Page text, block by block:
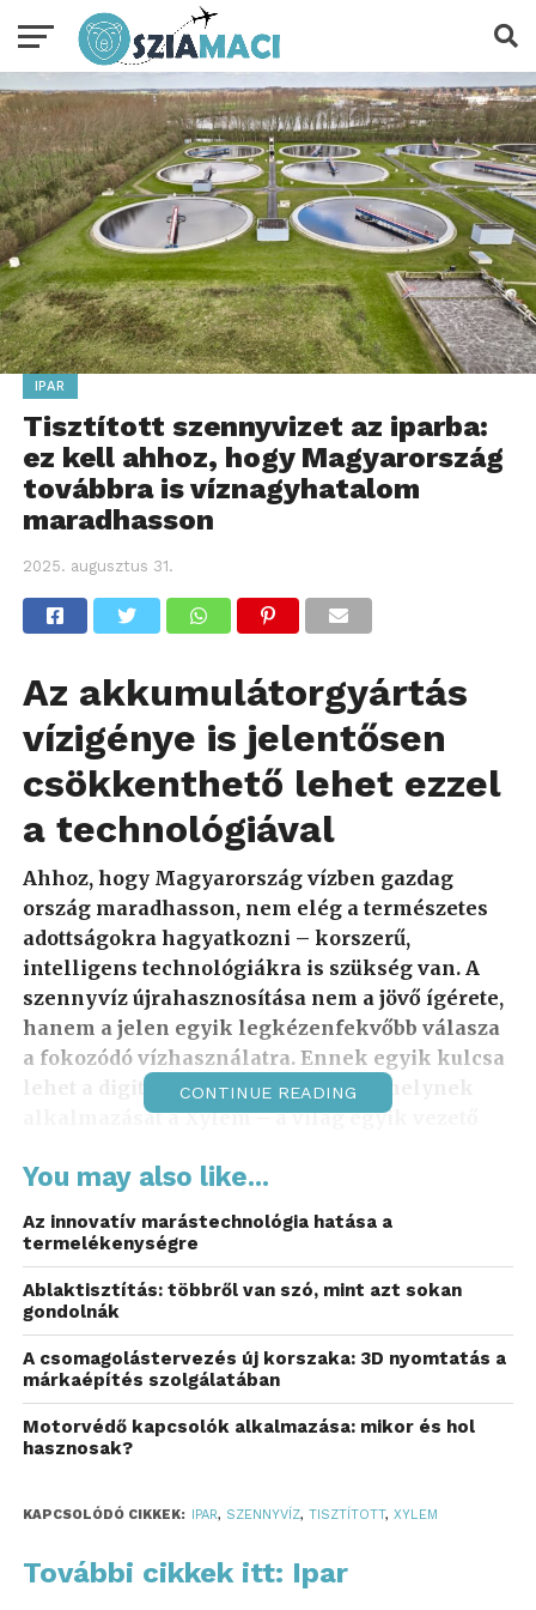
IPAR
Tisztított szennyvizet az iparba:
ez kell ahhoz, hogy Magyarország
továbbra is víznagyhatalom
maradhasson
2025. augusztus 31.
Az akkumulátorgyártás
vízigénye is jelentősen
csökkenthető lehet ezzel
a technológiával
Ahhoz, hogy Magyarország vízben gazdag
ország maradhasson, nem elég a természetes
adottságokra hagyatkozni – korszerű,
intelligens technológiákra is szükség van. A
szennyvíz újrahasznosítása nem a jövő ígérete,
hanem a jelen egyik legkézenfekvőbb válasza
a fokozódó vízhasználatra. Ennek egyik kulcsa
lehet a digitális iker technológia, amelynek
alkalmazását a Xylem – a világ egyik vezető
sikerrel vezette be. Debrecen példája is azt
alternatívát jelenthet a tisztított szennyvíz ipari
felhasználása.
Magyarországot gyakran emlegetik vízben gazdag
országként, régiós víznagyhatalomként. Ez a kép
történelmi tapasztalatokból és valóban kedvező
adottságokból táplálkozik: bőséges felszín alatti
vízkészletekkel, nagy vízhozamú folyókkal,
közgondolkodásban az a
CONTINUE READING
You may also like...
Az innovatív marástechnológia hatása a
termelékenységre
Ablaktisztítás: többről van szó, mint azt sokan
gondolnák
A csomagolástervezés új korszaka: 3D nyomtatás a
márkaépítés szolgálatában
Motorvédő kapcsolók alkalmazása: mikor és hol
hasznosak?
KAPCSOLÓDÓ CIKKEK: IPAR, SZENNYVÍZ, TISZTÍTOTT, XYLEM
További cikkek itt: Ipar